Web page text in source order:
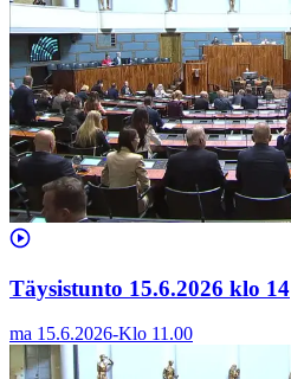
Täysistunto 15.6.2026 klo 14
ma 15.6.2026-Klo 11.00